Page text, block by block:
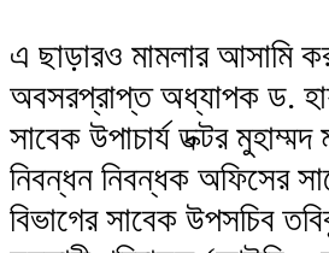
এ ছাড়ারও মামলার আসামি
অবসরপ্রাপ্ত অধ্যাপক ড.
সাবেক উপাচার্য ডক্টর
নিবন্ধন নিবন্ধক অফিসের
বিভাগের সাবেক উপসচিব